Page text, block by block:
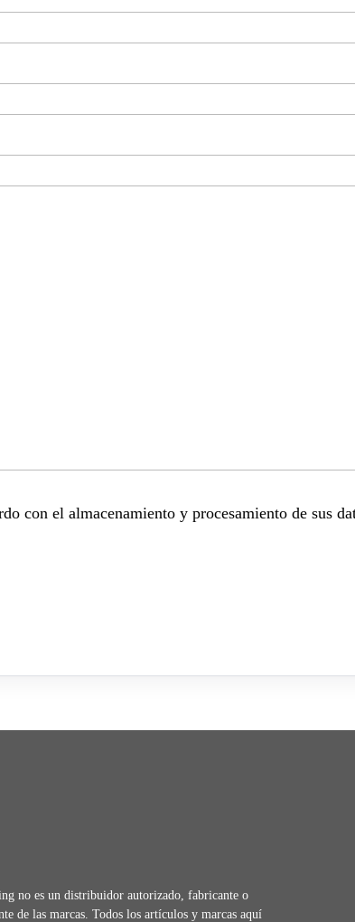
con el almacenamiento y procesamiento de sus
no es un distribuidor autorizado, fabricante o
de las marcas. Todos los artículos y marcas aquí